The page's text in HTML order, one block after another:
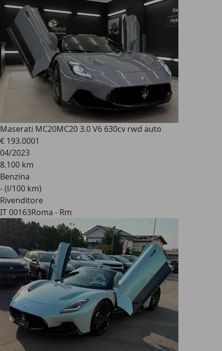
Maserati MC20MC20 3.0 V6 630cv rwd auto
€ 193.0001
04/2023
8.100 km
Benzina
- (l/100 km)
Rivenditore
IT 00163Roma - Rm